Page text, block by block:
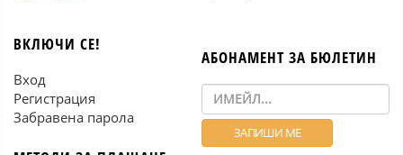
ВКЛЮЧИ СЕ!
Вход
Регистрация
Забравена парола
АБОНАМЕНТ ЗА БЮЛЕТИН